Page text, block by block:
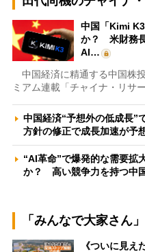
中国「Kimi
か？ 米財務
AI…
中国経済に精通する中国株
ミアム連載「チャイナ・リサ
中国経済“予想外の低成長
方針の修正で成長加速が予
“AI革命”で爆発的な需要拡
か？ 高い競争力を持つ中
「みんなで大家さん
《ついに見え